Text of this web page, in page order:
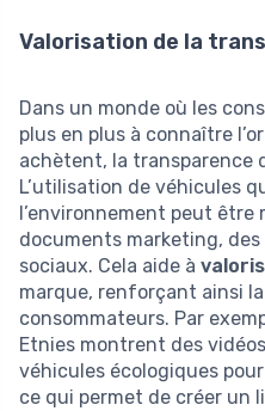
Valorisation de la
Dans un monde où les
plus en plus à connaître
achètent, la transparence
L’utilisation de véhicules
l’environnement peut être
documents marketing,
sociaux. Cela aide à
marque, renforçant ainsi
consommateurs. Par
Etnies montrent des
véhicules écologiques
ce qui permet de créer un